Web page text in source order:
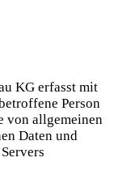
KG erfasst mit
Person
von allgemeinen
Daten und